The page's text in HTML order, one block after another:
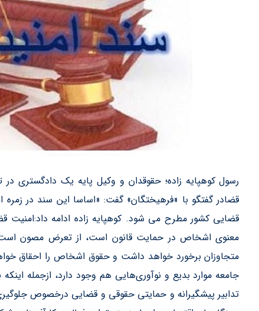
رسول کوهپایه‌ زاده؛ حقوقدان و وکیل پایه یک دادگستری
قضادر گفتگو با «فرهیختگان» گفت: «اساسا این سند در
قضایی کشور مطرح می‌ شود. كوهپايه زاده ادامه
معنوی اشخاص در حمایت قانون است، از تعرض مصون
متجاوزان برخورد خواهد داشت و حقوق اشخاص را احقاق
جامعه موارد بدیع و نوآوری‌هایی هم وجود دارد، ازجمله
تدابیر پیشگیرانه و حمایتی حقوقی و قضایی درخصوص